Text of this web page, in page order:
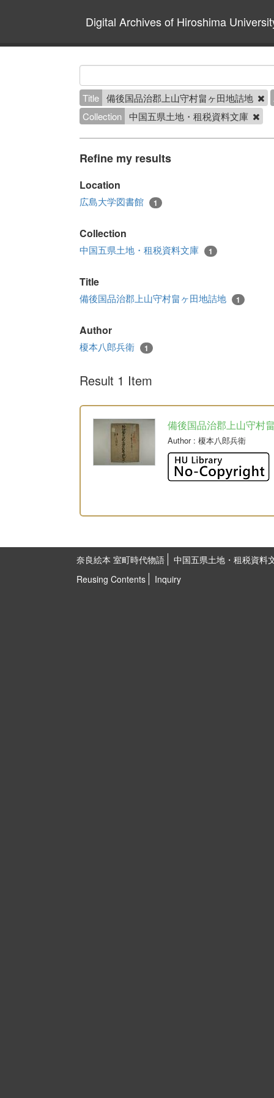
Digital Archives of Hiroshima
Title 備後国品治郡上山守村畠ヶ田地詰地
Collection 中国五県土地・租税資料文庫
Refine my results
Location
広島大学図書館 1
Collection
中国五県土地・租税資料文庫 1
Title
備後国品治郡上山守村畠ヶ田地詰地 1
Author
榎本八郎兵衛 1
Result 1 Item
備後国品治郡上山守村
Author: 榎本八郎兵衛
奈良絵本 室町時代物語
中国五県土地・租税資料
Reusing Contents
Inquiry